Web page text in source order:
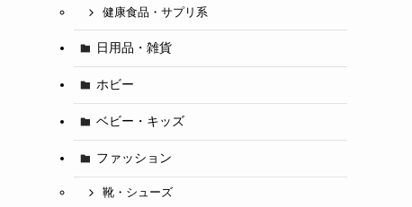
健康食品・サプリ系
日用品・雑貨
ホビー
ベビー・キッズ
ファッション
靴・シューズ